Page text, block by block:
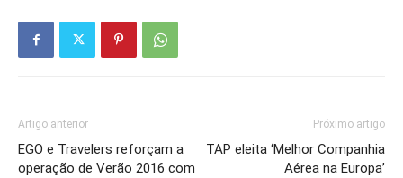
Artigo anterior
EGO e Travelers reforçam a
operação de Verão 2016 com
Próximo artigo
TAP eleita ‘Melhor Companhia
Aérea na Europa’